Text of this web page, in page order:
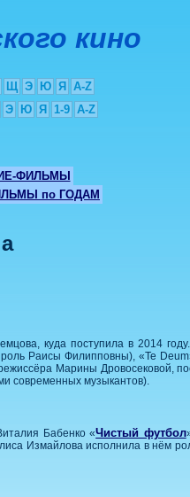
кино
Щ Э Ю Я
A-Z
Э Ю Я 1-9 A-Z
ФИЛЬМЫ
по ГОДАМ
куда поступила в 2014
Раисы Филипповны), «Te
Марины Дровосековой,
современных музыкантов).
Бабенко «Чистый футбол
Измайлова исполнила в нём